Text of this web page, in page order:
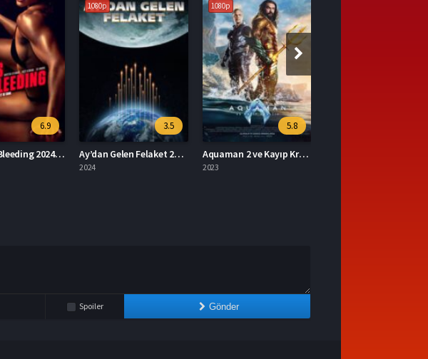
3.5
Ay’dan Gelen Felaket 2024 – Ay’dan Gelen Felaket 1080p Turkce Dublaj izle
1080p
5.8
Aquaman 2 ve Kayıp Krallık 2023 – Aquaman 2 ve Kayıp Krallık 1080p Turkce Dublaj izle
2023
1080p
7
Mavka Ormanın Şarkısı 2023 – Yerli Film 1080p Turkce Dublaj izle
2023
Spoiler Gönder